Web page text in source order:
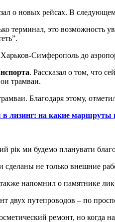
о новых рейсах. В
терминал, это возможность
Симферополь до
. Рассказал о том, что
трамваи.
Благодаря этому,
в лизинг: на какие маршруты
ми будемо планувати
не только внешние
напомнил о памятнике
двух путепроводов – по
ремонт, но когда